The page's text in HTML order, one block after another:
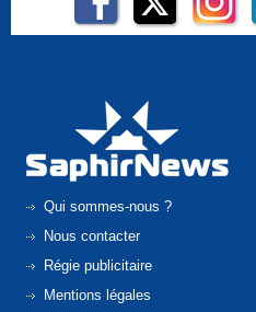
Qui sommes-nous ?
Nous contacter
Régie publicitaire
Mentions légales